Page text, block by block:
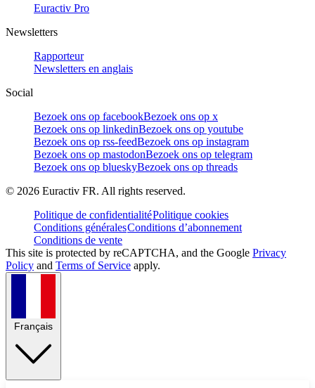
Euractiv Pro
Newsletters
Rapporteur
Newsletters en anglais
Social
Bezoek ons op facebookBezoek ons op x
Bezoek ons op linkedinBezoek ons op youtube
Bezoek ons op rss-feedBezoek ons op instagram
Bezoek ons op mastodonBezoek ons op telegram
Bezoek ons op blueskyBezoek ons op threads
© 2026 Euractiv FR. All rights reserved.
Politique de confidentialitéPolitique cookies
Conditions généralesConditions d’abonnement
Conditions de vente
This site is protected by reCAPTCHA, and the Google Privacy
Policy and Terms of Service apply.
Français